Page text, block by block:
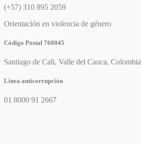
(+57) 310 895 2059
Orientación en violencia de género
Código Postal 760045
Santiago de Cali, Valle del Cauca, Colombia
Línea anticorrupción
01 8000 91 2667